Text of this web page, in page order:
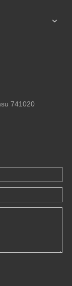
741020